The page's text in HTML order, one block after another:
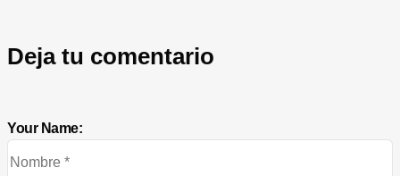
Deja tu comentario
Your Name: